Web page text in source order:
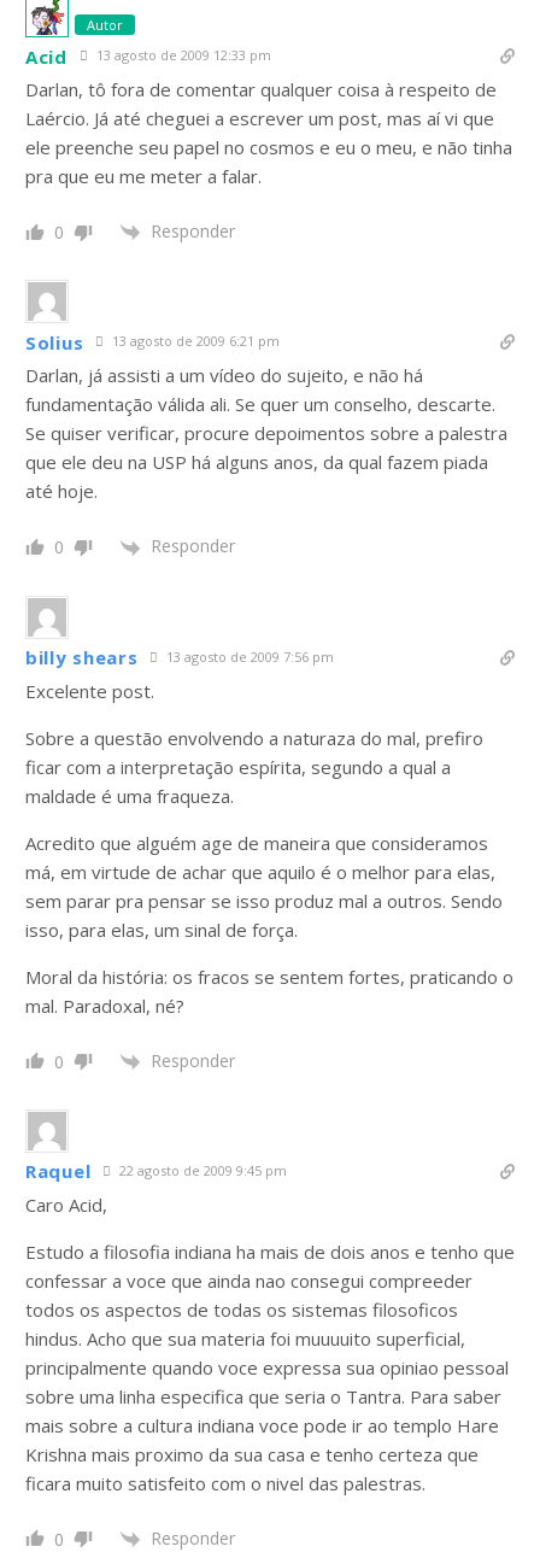
Autor
Acid 13 agosto de 2009 12:33 pm
Darlan, tô fora de comentar qualquer coisa à respeito de
Laércio. Já até cheguei a escrever um post, mas aí vi que
ele preenche seu papel no cosmos e eu o meu, e não tinha
pra que eu me meter a falar.
0 Responder
Solius 13 agosto de 2009 6:21 pm
Darlan, já assisti a um vídeo do sujeito, e não há
fundamentação válida ali. Se quer um conselho, descarte.
Se quiser verificar, procure depoimentos sobre a palestra
que ele deu na USP há alguns anos, da qual fazem piada
até hoje.
0 Responder
billy shears 13 agosto de 2009 7:56 pm
Excelente post.
Sobre a questão envolvendo a naturaza do mal, prefiro
ficar com a interpretação espírita, segundo a qual a
maldade é uma fraqueza.
Acredito que alguém age de maneira que consideramos
má, em virtude de achar que aquilo é o melhor para elas,
sem parar pra pensar se isso produz mal a outros. Sendo
isso, para elas, um sinal de força.
Moral da história: os fracos se sentem fortes, praticando o
mal. Paradoxal, né?
0 Responder
Raquel 22 agosto de 2009 9:45 pm
Caro Acid,
Estudo a filosofia indiana ha mais de dois anos e tenho que
confessar a voce que ainda nao consegui compreeder
todos os aspectos de todas os sistemas filosoficos
hindus. Acho que sua materia foi muuuuito superficial,
principalmente quando voce expressa sua opiniao pessoal
sobre uma linha especifica que seria o Tantra. Para saber
mais sobre a cultura indiana voce pode ir ao templo Hare
Krishna mais proximo da sua casa e tenho certeza que
ficara muito satisfeito com o nivel das palestras.
0 Responder